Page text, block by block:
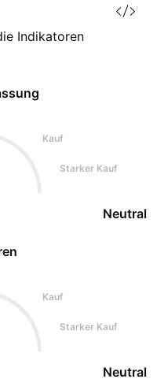
Indikatoren
Kauf
Starker Kauf
Neutral
Kauf
Starker Kauf
Neutral